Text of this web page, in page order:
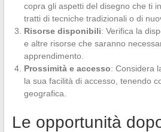
copra gli aspetti del disegno che ti
tratti di tecniche tradizionali o di
Risorse disponibili: Verifica la
e altre risorse che saranno
apprendimento.
Prossimità e accesso: Considera
la sua facilità di accesso, tenendo
geografica.
Le opportunità